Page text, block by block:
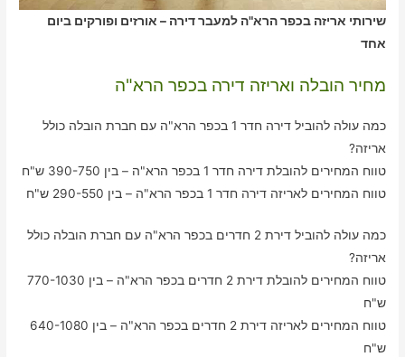
שירותי אריזה בכפר הרא"ה למעבר דירה – אורזים ופורקים ביום
אחד
מחיר הובלה ואריזה דירה בכפר הרא"ה
כמה עולה להוביל דירה חדר 1 בכפר הרא"ה עם חברת הובלה כולל
אריזה?
טווח המחירים להובלת דירה חדר 1 בכפר הרא"ה – בין 390-750 ש"ח
טווח המחירים לאריזה דירה חדר 1 בכפר הרא"ה – בין 290-550 ש"ח
כמה עולה להוביל דירת 2 חדרים בכפר הרא"ה עם חברת הובלה כולל
אריזה?
טווח המחירים להובלת דירת 2 חדרים בכפר הרא"ה – בין 770-1030
ש"ח
טווח המחירים לאריזה דירת 2 חדרים בכפר הרא"ה – בין 640-1080
ש"ח